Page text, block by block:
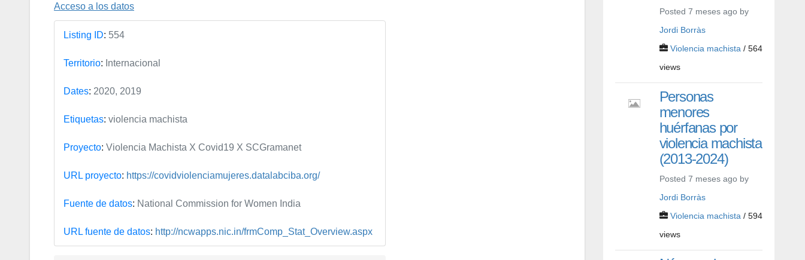
Acceso a los datos
Listing ID: 554
Territorio: Internacional
Dates: 2020, 2019
Etiquetas: violencia machista
Proyecto: Violencia Machista X Covid19 X SCGramanet
URL proyecto: https://covidviolenciamujeres.datalabciba.org/
Fuente de datos: National Commission for Women India
URL fuente de datos: http://ncwapps.nic.in/frmComp_Stat_Overview.aspx
Posted 7 meses ago by
Jordi Borràs
Violencia machista/ 564
views
Personas
menores
huérfanas por
violencia machista
(2013-2024)
Posted 7 meses ago by
Jordi Borràs
Violencia machista/ 594
views